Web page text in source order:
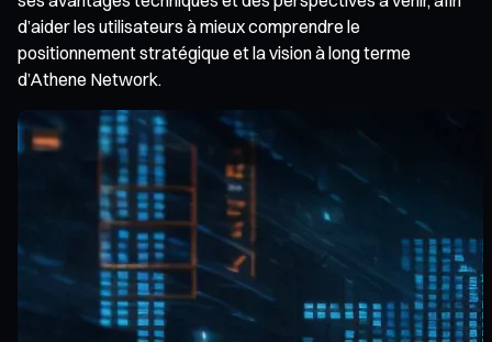
d’aider les utilisateurs à mieux comprendre le
positionnement stratégique et la vision à long terme
d’Athene Network.